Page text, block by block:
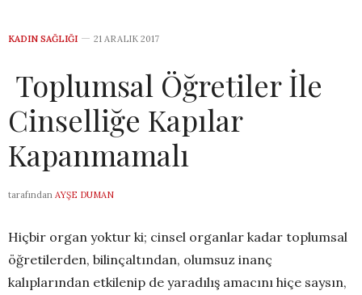
KADIN SAĞLIĞI 21 ARALIK 2017
Toplumsal Öğretiler İle
Cinselliğe Kapılar
Kapanmamalı
tarafından AYŞE DUMAN
Hiçbir organ yoktur ki; cinsel organlar kadar toplumsal
öğretilerden, bilinçaltından, olumsuz inanç
kalıplarından etkilenip de yaradılış amacını hiçe saysın,